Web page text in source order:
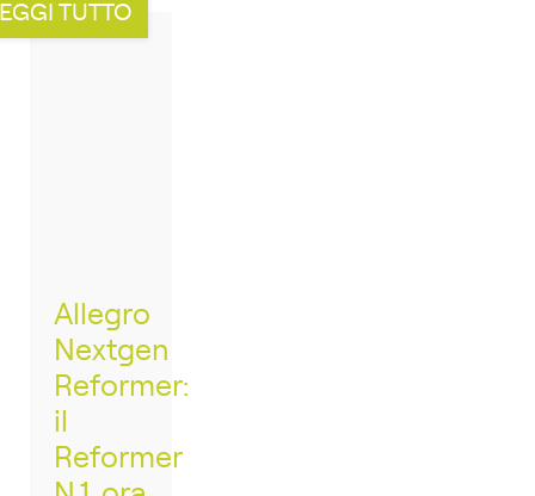
TUTTO
Allegro
Nextgen
Reformer:
il
Reformer